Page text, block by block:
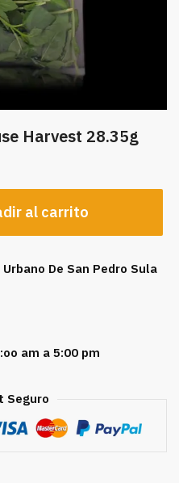
Harvest 28.35g
al carrito
De San Pedro Sula
am a 5:00 pm
Seguro